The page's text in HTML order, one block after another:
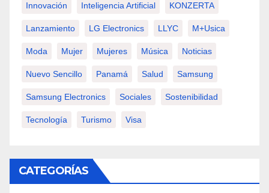
Innovación Inteligencia Artificial KONZERTA
Lanzamiento LG Electronics LLYC M+usica
Moda Mujer Mujeres Música Noticias
Nuevo Sencillo Panamá Salud Samsung
Samsung Electronics Sociales Sostenibilidad
Tecnología Turismo Visa
CATEGORÍAS